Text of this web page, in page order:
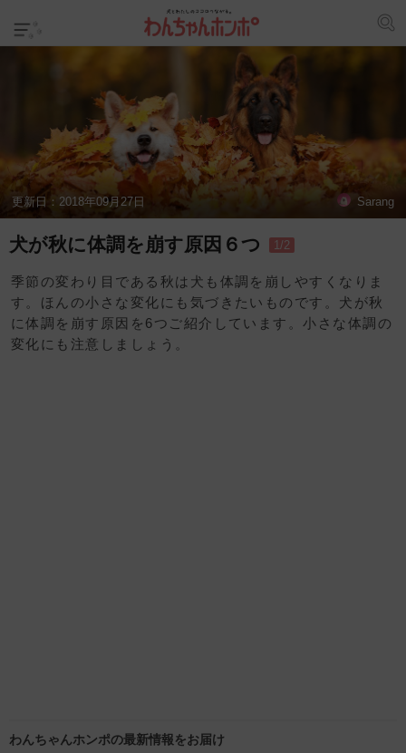
更新日： 2018年09月27日 Sarang
犬が秋に体調を崩す原因６つ 1/2
季節の変わり目である秋は犬も体調を崩しやすくなりま
す。ほんの小さな変化にも気づきたいものです。犬が秋
に体調を崩す原因を6つご紹介しています。小さな体調の
変化にも注意しましょう。
わんちゃんホンポの最新情報をお届け